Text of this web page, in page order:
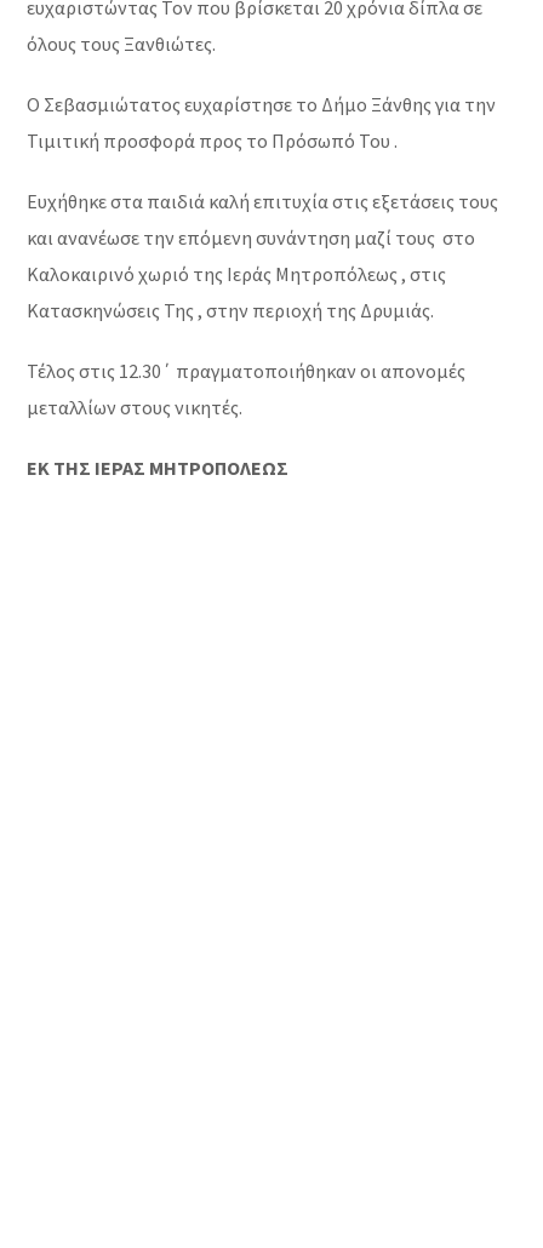
ευχαριστώντας Τον που βρίσκεται 20 χρόνια δίπλα σε
όλους τους Ξανθιώτες.
Ο Σεβασμιώτατος ευχαρίστησε το Δήμο Ξάνθης για την
Τιμιτική προσφορά προς το Πρόσωπό Του .
Ευχήθηκε στα παιδιά καλή επιτυχία στις εξετάσεις τους
και ανανέωσε την επόμενη συνάντηση μαζί τους στο
Καλοκαιρινό χωριό της Ιεράς Μητροπόλεως , στις
Κατασκηνώσεις Της , στην περιοχή της Δρυμιάς.
Τέλος στις 12.30΄ πραγματοποιήθηκαν οι απονομές
μεταλλίων στους νικητές.
ΕΚ ΤΗΣ ΙΕΡΑΣ ΜΗΤΡΟΠΟΛΕΩΣ